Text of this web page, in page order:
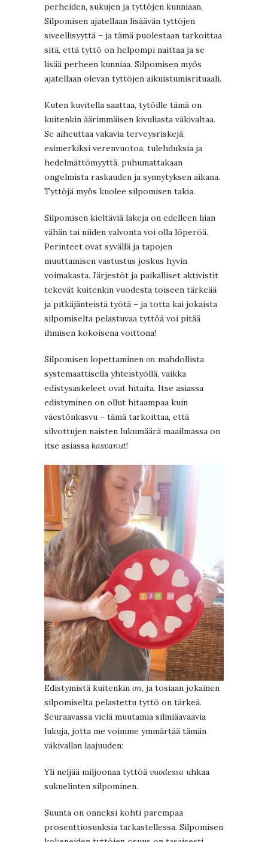
perheiden, sukujen ja tyttöjen kunniaan.
Silpomisen ajatellaan lisäävän tyttöjen
siveellisyyttä – ja tämä puolestaan tarkoittaa
sitä, että tyttö on helpompi naittaa ja se
lisää perheen kunniaa. Silpomisen myös
ajatellaan olevan tyttöjen aikuistumisrituaali.
Kuten kuvitella saattaa, tytöille tämä on
kuitenkin äärimmäisen kivuliasta väkivaltaa.
Se aiheuttaa vakavia terveysriskejä,
esimerkiksi verenvuotoa, tulehduksia ja
hedelmättömyyttä, puhumattakaan
ongelmista raskauden ja synnytyksen aikana.
Tyttöjä myös kuolee silpomisen takia.
Silpomisen kieltäviä lakeja on edelleen liian
vähän tai niiden valvonta voi olla löperöä.
Perinteet ovat syvällä ja tapojen
muuttamisen vastustus joskus hyvin
voimakasta. Järjestöt ja paikalliset aktivistit
tekevät kuitenkin vuodesta toiseen tärkeää
ja pitkäjänteistä työtä – ja totta kai jokaista
silpomiselta pelastuvaa tyttöä voi pitää
ihmisen kokoisena voittona!
Silpomisen lopettaminen on mahdollista
systemaattisella yhteistyöllä, vaikka
edistysaskeleet ovat hitaita. Itse asiassa
edistyminen on ollut hitaampaa kuin
väestönkasvu – tämä tarkoittaa, että
silvottujen naisten lukumäärä maailmassa on
itse asiassa kasvanut!
Edistymistä kuitenkin on, ja tosiaan jokainen
silpomiselta pelastettu tyttö on tärkeä.
Seuraavassa vielä muutamia silmiäavaavia
lukuja, jotta me voimme ymmärtää tämän
väkivallan laajuuden:
Yli neljää miljoonaa tyttöä vuodessa uhkaa
sukuelinten silpominen.
Suunta on onneksi kohti parempaa
prosenttiosuuksia tarkastellessa. Silpomisen